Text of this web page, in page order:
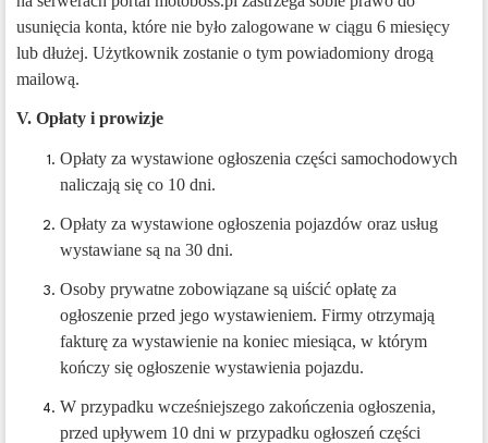
usunięcia konta, które nie było zalogowane w ciągu 6 miesięcy
lub dłużej. Użytkownik zostanie o tym powiadomiony drogą
mailową.
V. Opłaty i prowizje
Opłaty za wystawione ogłoszenia części samochodowych
naliczają się co 10 dni.
Opłaty za wystawione ogłoszenia pojazdów oraz usług
wystawiane są na 30 dni.
Osoby prywatne zobowiązane są uiścić opłatę za
ogłoszenie przed jego wystawieniem. Firmy otrzymają
fakturę za wystawienie na koniec miesiąca, w którym
kończy się ogłoszenie wystawienia pojazdu.
W przypadku wcześniejszego zakończenia ogłoszenia,
przed upływem 10 dni w przypadku ogłoszeń części